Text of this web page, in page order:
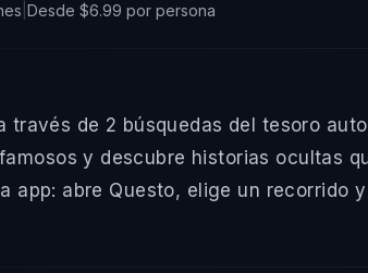
Desde $6.99 por persona
través de 2 búsquedas del tesoro
y descubre historias ocultas
app: abre Questo, elige un recorrido